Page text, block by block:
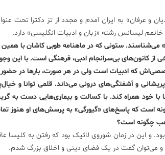
و عرفان» به ایران آمدم و مجدد از تز دکترا تحت
لیسانس رشته «زبان و ادبیات انگلیسی» دارد.
می‌شناسند. ستونی که در ماهنامه طوبی کاشان با
کانون‌های بی‌سرانجام ادبی، فرهنگی است. با این
که ادبیات است ولی در هر صورت، بار‌ها در
و آشفتگی‌های درونی می‌داند. قلمی توانا و
خود همراه کند. با کسالت و بیماری‌هایی دست به
است که پاسخ‌های «گیورگی» به پرسش‌های او هنوز
چگونه است؟
و این در زمان شوروی لائیک بود که رفتن به کلیسا
و می‌توان گفت در یک فضای دینی و اخلاق بزرگ شدم.